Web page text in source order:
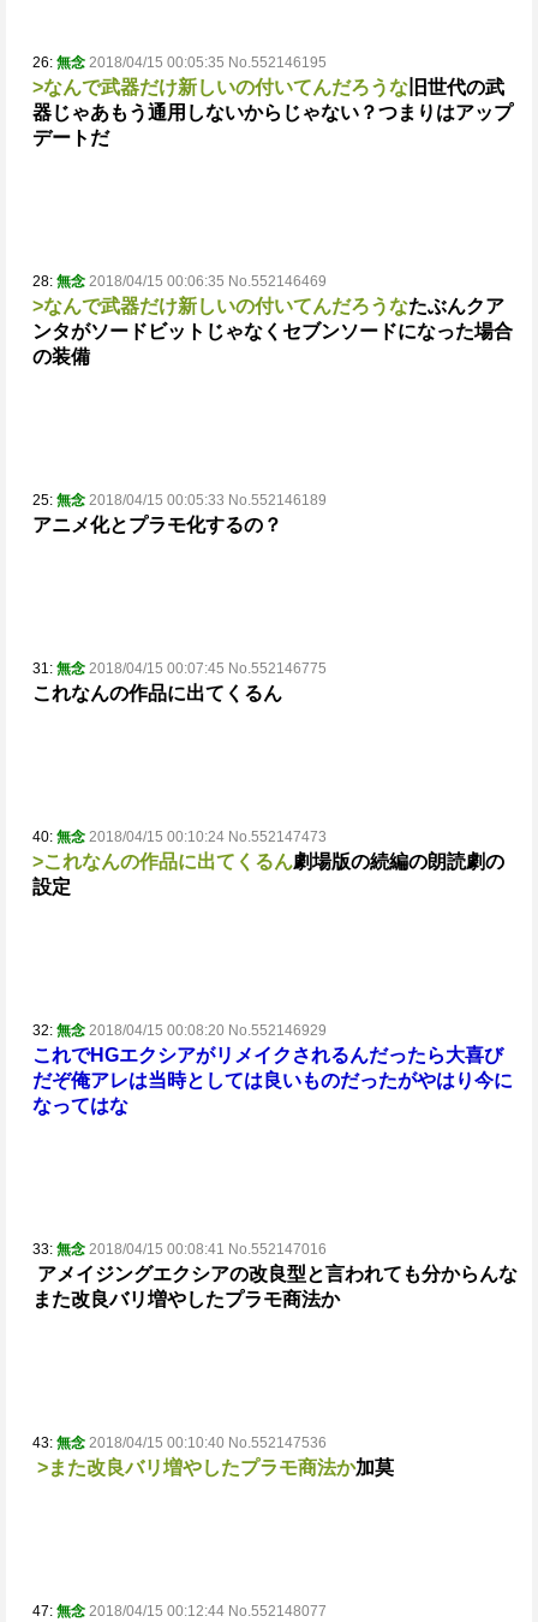
26: 無念 2018/04/15 00:05:35 No.552146195
>なんで武器だけ新しいの付いてんだろうな 旧世代の武
器じゃあもう通用しないからじゃない？つまりはアップ
デートだ
28: 無念 2018/04/15 00:06:35 No.552146469
>なんで武器だけ新しいの付いてんだろうなたぶんクア
ンタがソードビットじゃなくセブンソードになった場合
の装備
25: 無念 2018/04/15 00:05:33 No.552146189
アニメ化とプラモ化するの？
31: 無念 2018/04/15 00:07:45 No.552146775
これなんの作品に出てくるん
40: 無念 2018/04/15 00:10:24 No.552147473
>これなんの作品に出てくるん劇場版の続編の朗読劇の
設定
32: 無念 2018/04/15 00:08:20 No.552146929
これでHGエクシアがリメイクされるんだったら大喜び
だぞ俺アレは当時としては良いものだったがやはり今に
なってはな
33: 無念 2018/04/15 00:08:41 No.552147016
アメイジングエクシアの改良型と言われても分からんな
また改良バリ増やしたプラモ商法か
43: 無念 2018/04/15 00:10:40 No.552147536
>また改良バリ増やしたプラモ商法か加莫
47: 無念 2018/04/15 00:12:44 No.552148077